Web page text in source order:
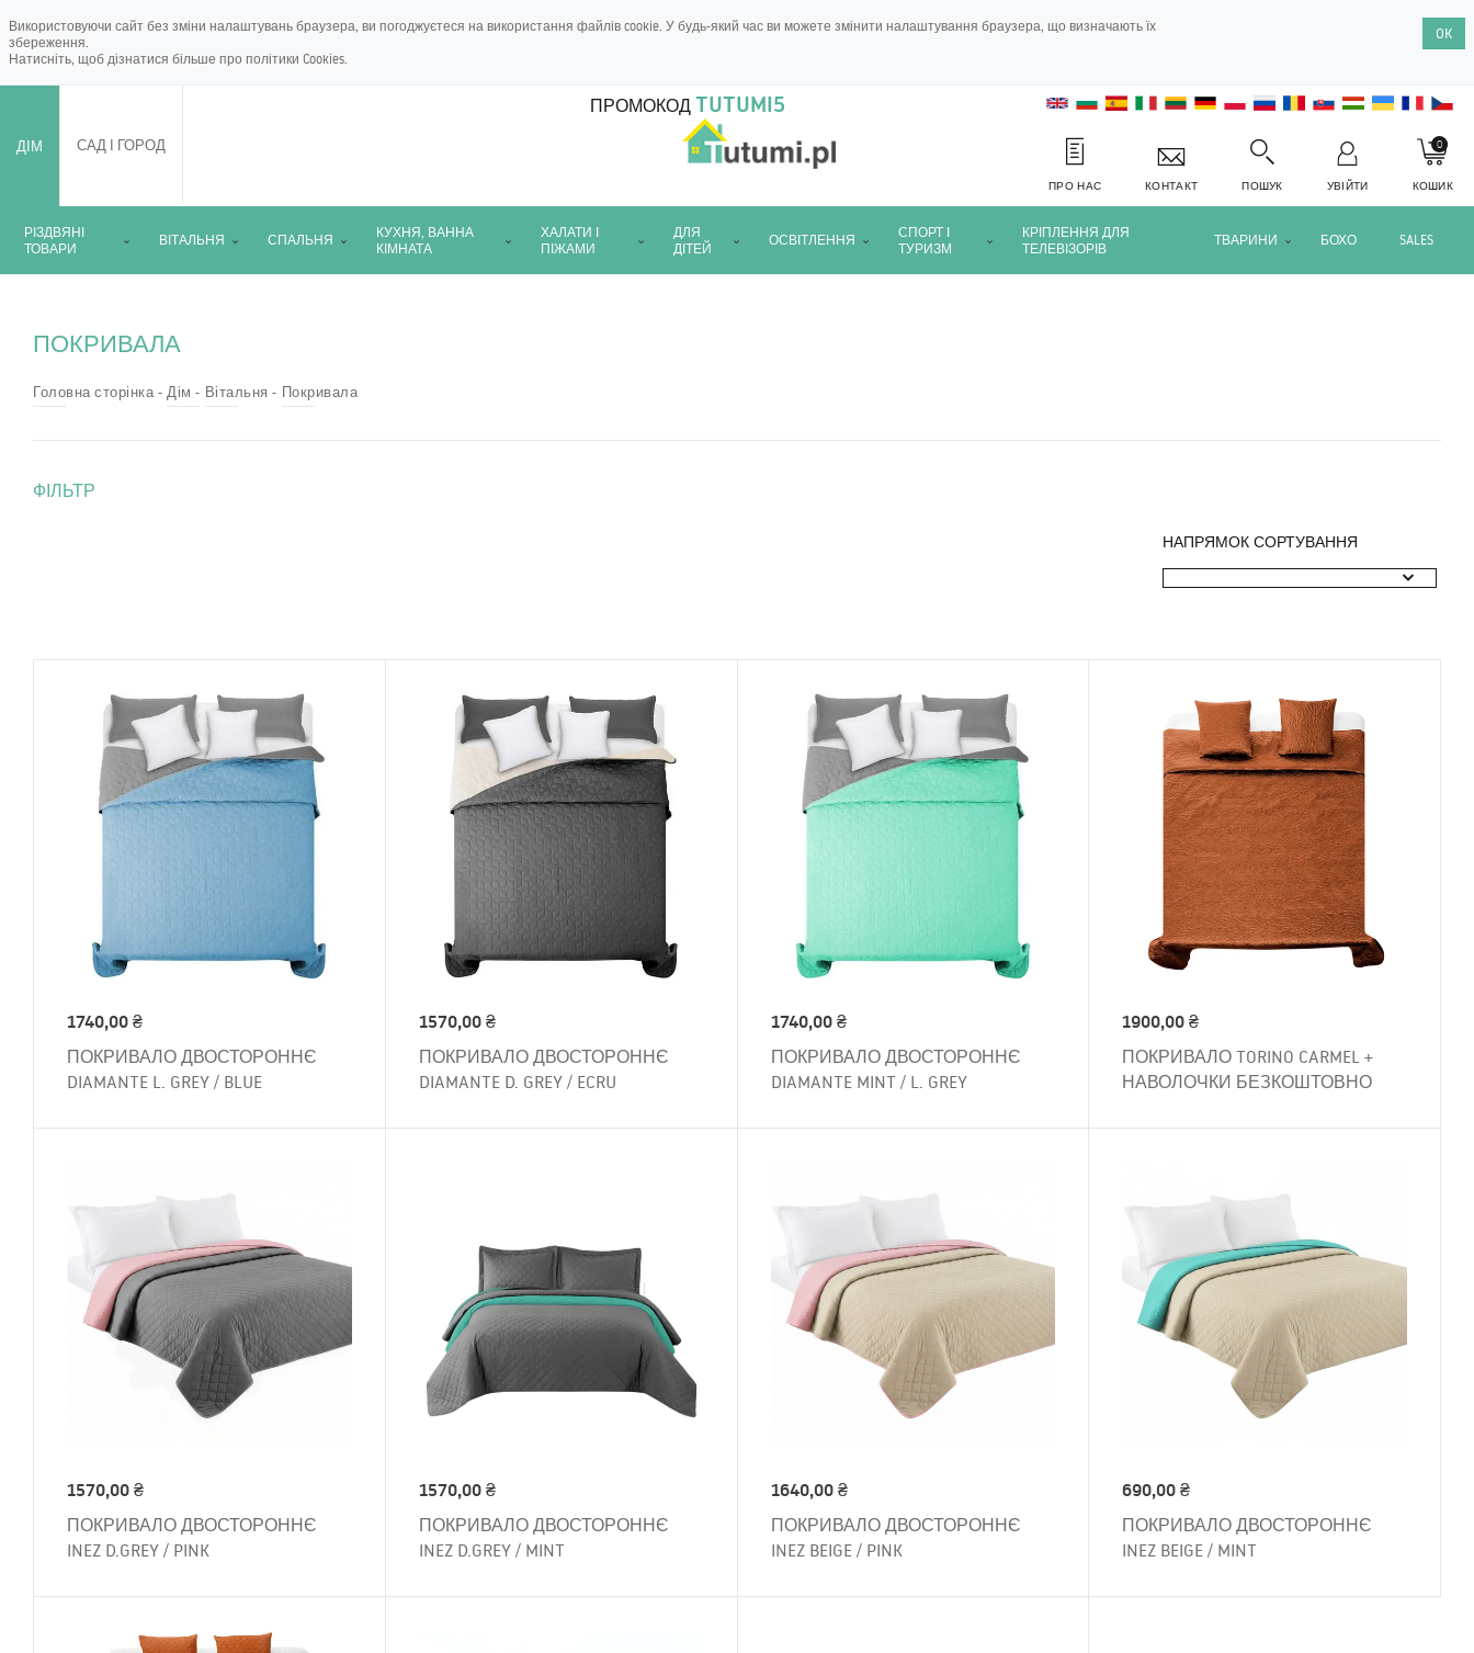
Використовуючи сайт без зміни налаштувань браузера, ви погоджуєтеся на використання файлів cookie. У будь-який час ви можете змінити налаштування браузера, що визначають їх
збереження.
Натисніть, щоб дізнатися більше про політики Cookies.
OK
ДІМ САД І ГОРОД
ПРОМОКОД TUTUMI5
ПРО НАС КОНТАКТ ПОШУК УВІЙТИ КОШИК
0
РІЗДВЯНІ
ТОВАРИ
ВІТАЛЬНЯ СПАЛЬНЯ
КУХНЯ, ВАННА
КІМНАТА
ХАЛАТИ І
ПІЖАМИ
ДЛЯ
ДІТЕЙ
ОСВІТЛЕННЯ
СПОРТ І
ТУРИЗМ
КРІПЛЕННЯ ДЛЯ
ТЕЛЕВІЗОРІВ
ТВАРИНИ БОХО SALES
ПОКРИВАЛА
Головна сторінка Дім Вітальня Покривала
ФІЛЬТР
НАПРЯМОК СОРТУВАННЯ
1740,00₴
ПОКРИВАЛО ДВОСТОРОННЄ
DIAMANTE L. GREY / BLUE
1570,00₴
ПОКРИВАЛО ДВОСТОРОННЄ
DIAMANTE D. GREY / ECRU
1740,00₴
ПОКРИВАЛО ДВОСТОРОННЄ
DIAMANTE MINT / L. GREY
1900,00₴
ПОКРИВАЛО TORINO CARMEL +
НАВОЛОЧКИ БЕЗКОШТОВНО
1570,00₴
ПОКРИВАЛО ДВОСТОРОННЄ
INEZ D.GREY / PINK
1570,00₴
ПОКРИВАЛО ДВОСТОРОННЄ
INEZ D.GREY / MINT
1640,00₴
ПОКРИВАЛО ДВОСТОРОННЄ
INEZ BEIGE / PINK
690,00₴
ПОКРИВАЛО ДВОСТОРОННЄ
INEZ BEIGE / MINT